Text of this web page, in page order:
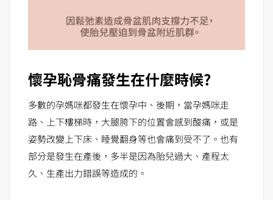
懷孕恥骨痛發生在什麼時候?
多數的孕媽咪都發生在懷孕中、後期，當孕媽咪走
路、上下樓梯時，大腿胯下的位置會感到酸痛，或是
姿勢改變上下床、睡覺翻身等也會痛到受不了。也有
部分是發生在產後，多半是因為胎兒過大、產程太
久、生產出力錯誤等造成的。